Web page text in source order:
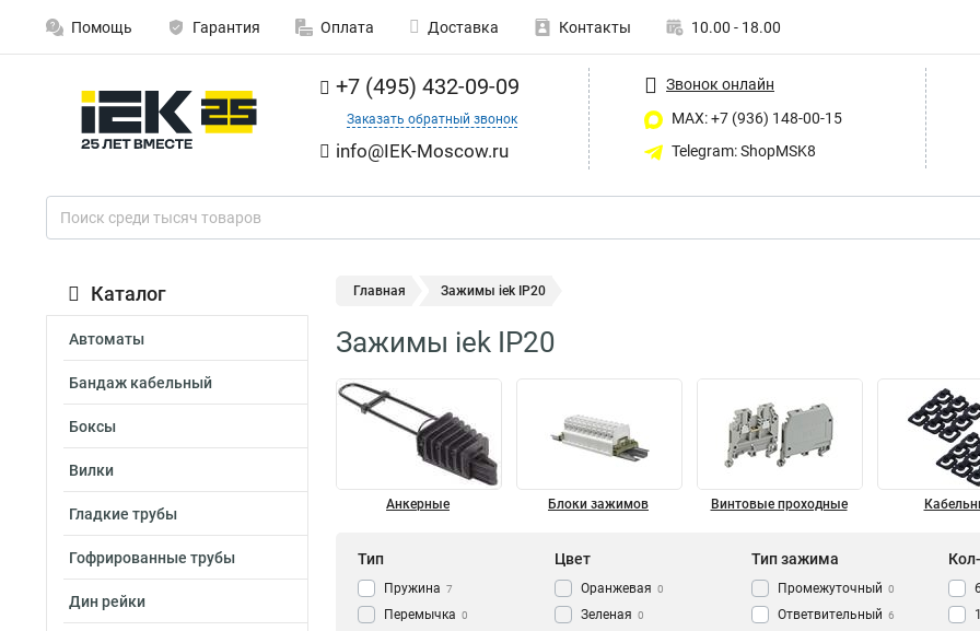
Помощь Гарантия Оплата Доставка Контакты 10.00 - 18.00
+7 (495) 432-09-09
Заказать обратный звонок
info@IEK-Moscow.ru
Звонок онлайн
MAX: +7 (936) 148-00-15
Telegram: ShopMSK8
Каталог
Автоматы
Бандаж кабельный
Боксы
Вилки
Гладкие трубы
Гофрированные трубы
Дин рейки
Главная Зажимы iek IP20
Зажимы iek IP20
Анкерные Блоки зажимов Винтовые проходные
Тип
Пружина 7
Перемычка 0
Цвет
Оранжевая 0
Зеленая 0
Тип зажима
Промежуточный 0
Ответвительный 6
6